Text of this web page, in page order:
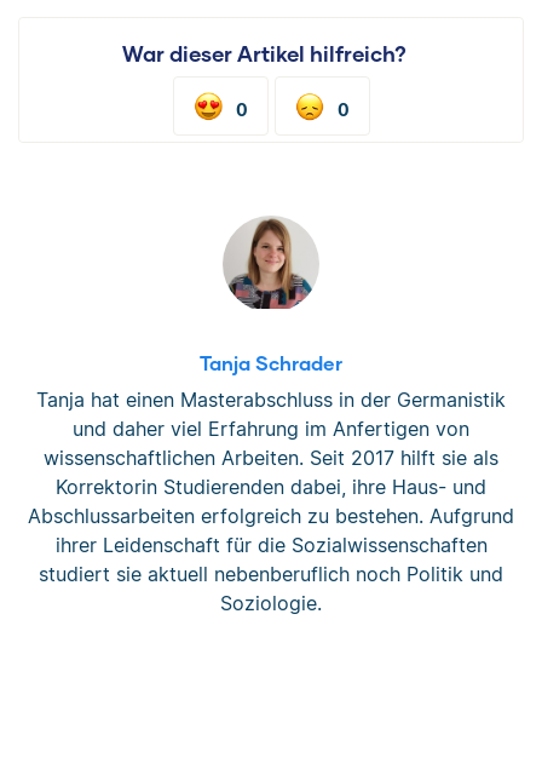
War dieser Artikel hilfreich?
0 0
Tanja Schrader
Tanja hat einen Masterabschluss in der Germanistik
und daher viel Erfahrung im Anfertigen von
wissenschaftlichen Arbeiten. Seit 2017 hilft sie als
Korrektorin Studierenden dabei, ihre Haus- und
Abschlussarbeiten erfolgreich zu bestehen. Aufgrund
ihrer Leidenschaft für die Sozialwissenschaften
studiert sie aktuell nebenberuflich noch Politik und
Soziologie.